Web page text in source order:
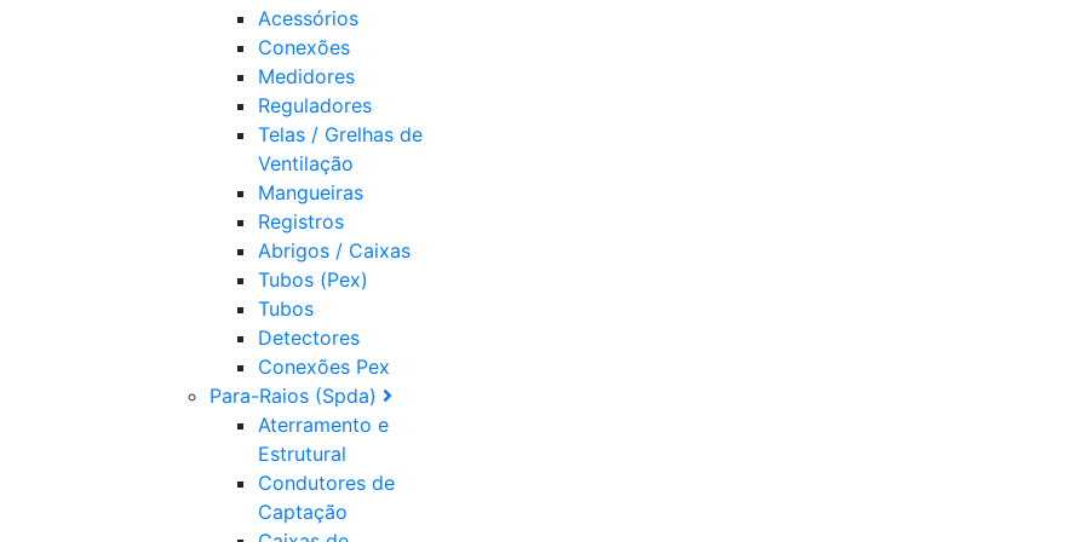
Acessórios
Conexões
Medidores
Reguladores
Telas / Grelhas de
Ventilação
Mangueiras
Registros
Abrigos / Caixas
Tubos (Pex)
Tubos
Detectores
Conexões Pex
Para-Raios (Spda)
Aterramento e
Estrutural
Condutores de
Captação